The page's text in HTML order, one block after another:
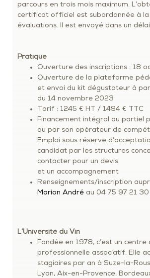
parcours en trois mois maximum.
certificat officiel est subordonnée à la
évaluations. Il est envoyé dans un délai
Pratique
Ouverture des inscriptions : 18
Ouverture de la plateforme
et envoi du kit dégustateur à
du 14 novembre 2023
Tarif : 1245 € HT / 1494 € TTC
Financement intégral ou partiel
ou par son opérateur de
Emploi sous réserve
candidat par les structures
contacter pour un devis
et un accompagnement
Renseignements/inscription
Marion André au 04 75 97 21 30
L’Université du Vin
Fondée en 1978, c’est un
professionnelle associatif. Elle
stagiaires par an à Suze-la-
Lyon, Aix-en-Provence,